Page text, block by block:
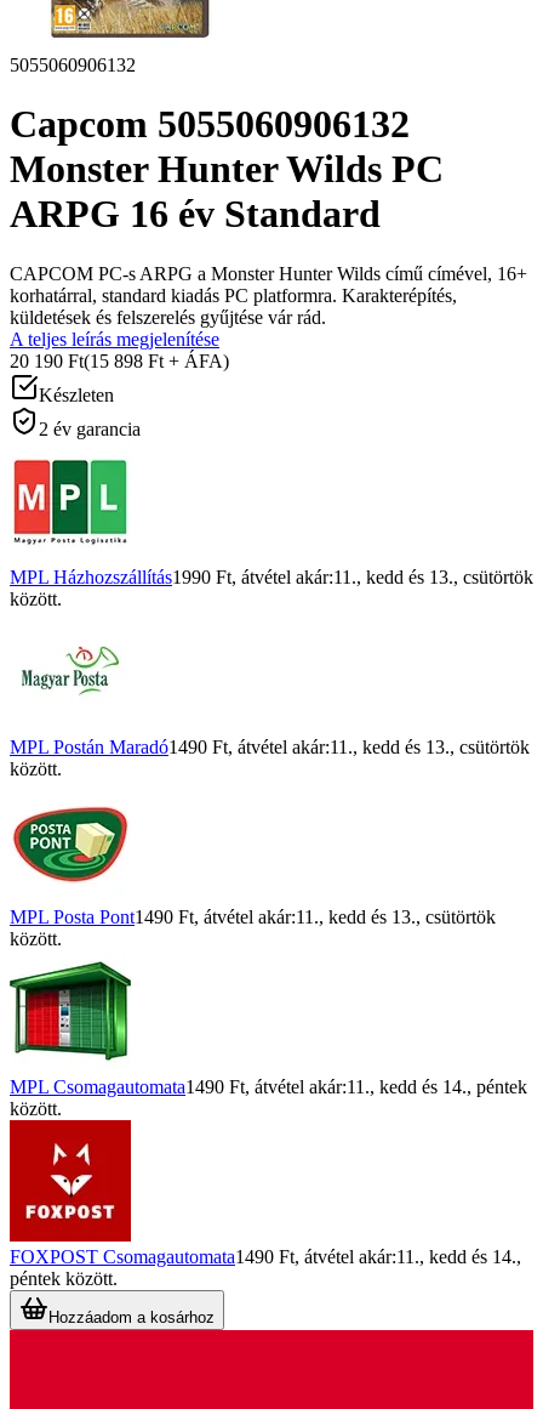
5055060906132
Capcom 5055060906132
Monster Hunter Wilds PC
ARPG 16 év Standard
CAPCOM PC-s ARPG a Monster Hunter Wilds című címével, 16+
korhatárral, standard kiadás PC platformra. Karakterépítés,
küldetések és felszerelés gyűjtése vár rád.
A teljes leírás megjelenítése
20 190 Ft(15 898 Ft + ÁFA)
Készleten
2 év garancia
MPL Házhozszállítás1990 Ft, átvétel akár:11., kedd és 13., csütörtök
között.
MPL Postán Maradó1490 Ft, átvétel akár:11., kedd és 13., csütörtök
között.
MPL Posta Pont1490 Ft, átvétel akár:11., kedd és 13., csütörtök
között.
MPL Csomagautomata1490 Ft, átvétel akár:11., kedd és 14., péntek
között.
FOXPOST Csomagautomata1490 Ft, átvétel akár:11., kedd és 14.,
péntek között.
Hozzáadom a kosárhoz